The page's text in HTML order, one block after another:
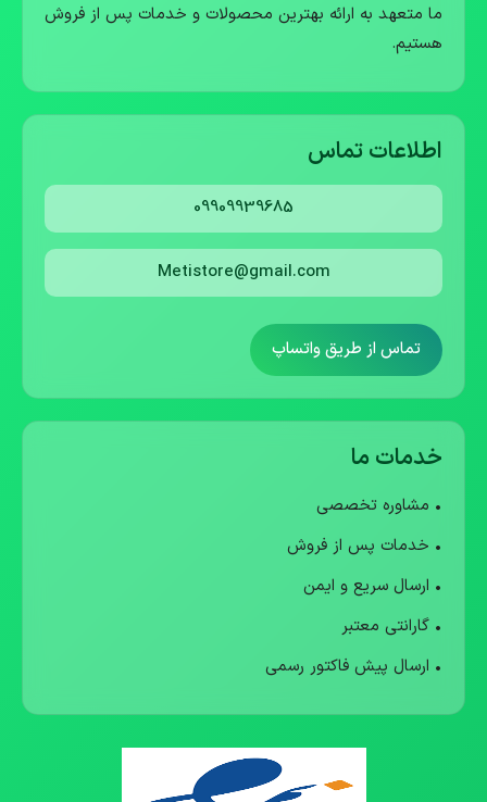
ما متعهد به ارائه بهترین محصولات و خدمات پس از فروش
هستیم.
اطلاعات تماس
09909939685
Metistore@gmail.com
تماس از طریق واتساپ
خدمات ما
• مشاوره تخصصی
• خدمات پس از فروش
• ارسال سریع و ایمن
• گارانتی معتبر
• ارسال پیش فاکتور رسمی